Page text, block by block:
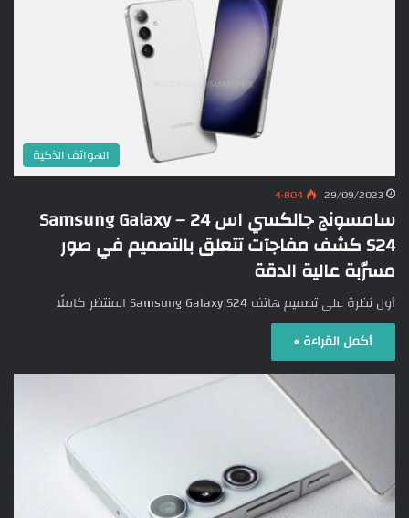
الهواتف الذكية
29/09/2023 4٬804
سامسونج جالكسي اس 24 – Samsung Galaxy
S24 كشف مفاجآت تتعلق بالتصميم في صور
مسرّبة عالية الدقة
أول نظرة على تصميم هاتف Samsung Galaxy S24 المنتظر كاملًا
أكمل القراءة »